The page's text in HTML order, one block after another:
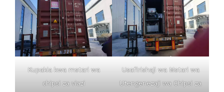
Kupakia kwa mstari wa
chipsi za viazi
Usafirishaji wa Mstari wa
Utengenezaji wa Chipsi za